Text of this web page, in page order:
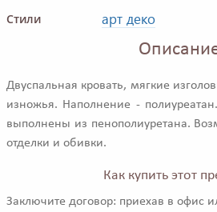
Стили арт деко
Двуспальная кровать, мягкие
изножья. Наполнение -
выполнены из пенополиуретана.
отделки и обивки.
Как купить этот
Заключите договор: приехав в офис